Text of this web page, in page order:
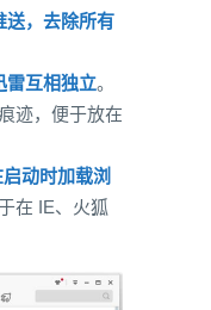
送，去除所有
雷互相独立。
迹，便于放在
动时加载浏
在 IE、火狐